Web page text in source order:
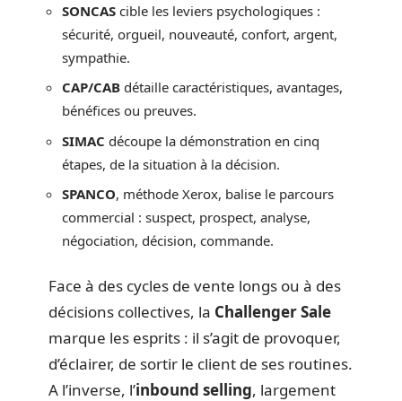
SONCAS cible les leviers psychologiques :
sécurité, orgueil, nouveauté, confort, argent,
sympathie.
CAP/CAB détaille caractéristiques, avantages,
bénéfices ou preuves.
SIMAC découpe la démonstration en cinq
étapes, de la situation à la décision.
SPANCO, méthode Xerox, balise le parcours
commercial : suspect, prospect, analyse,
négociation, décision, commande.
Face à des cycles de vente longs ou à des
décisions collectives, la Challenger Sale
marque les esprits : il s’agit de provoquer,
d’éclairer, de sortir le client de ses routines.
A l’inverse, l’inbound selling, largement